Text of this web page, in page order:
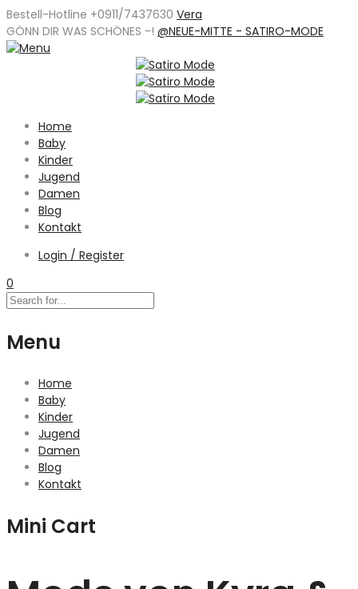
Bestell-Hotline +0911/7437630 Vera
GÖNN DIR WAS SCHÖNES -! @NEUE-MITTE - SATIRO-MODE
Home
Baby
Kinder
Jugend
Damen
Blog
Kontakt
Login / Register
0
Menu
Home
Baby
Kinder
Jugend
Damen
Blog
Kontakt
Mini Cart